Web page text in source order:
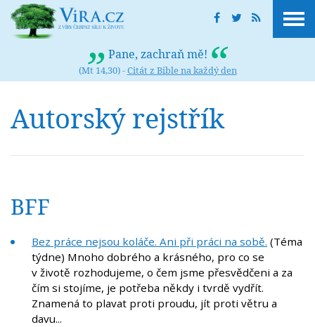
Pane, zachraň mě!
(Mt 14,30) -Citát z Bible na každý den
Autorský rejstřík
BFF
Bez práce nejsou koláče. Ani při práci na sobě. (Téma
týdne) Mnoho dobrého a krásného, pro co se
v životě rozhodujeme, o čem jsme přesvědčeni a za
čím si stojíme, je potřeba někdy i tvrdě vydřít.
Znamená to plavat proti proudu, jít proti větru a
davu...